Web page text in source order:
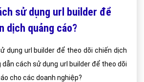
sử dụng url builder để
dịch quảng cáo?
dụng url builder để theo dõi chiến dịch
cho các doanh nghiệp?